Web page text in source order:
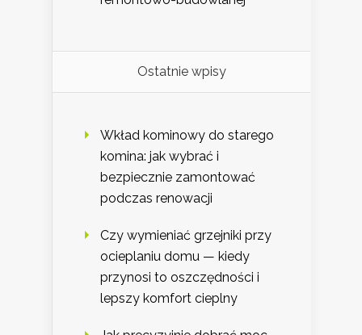
Ostatnie wpisy
Wkład kominowy do starego
komina: jak wybrać i
bezpiecznie zamontować
podczas renowacji
Czy wymieniać grzejniki przy
ocieplaniu domu — kiedy
przynosi to oszczędności i
lepszy komfort cieplny